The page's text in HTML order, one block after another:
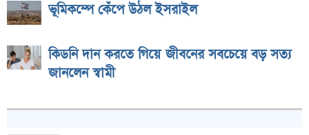
ভূমিকম্পে কেঁপে উঠল ইসরাইল
কিডনি দান করতে গিয়ে জীবনের সবচেয়ে বড় সত্য
জানলেন স্বামী